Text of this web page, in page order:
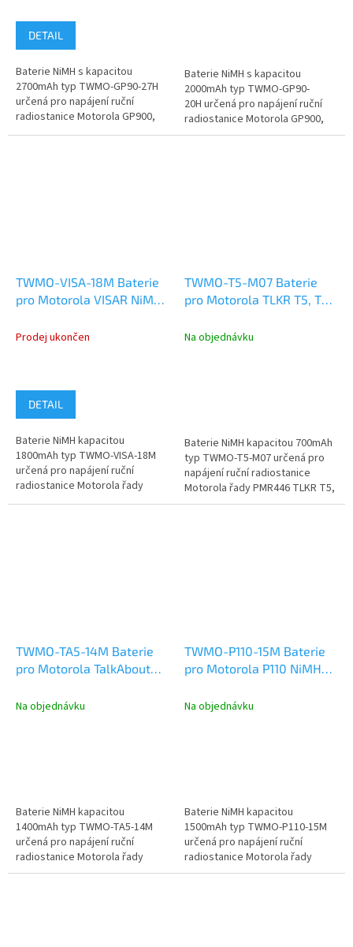
DETAIL
Baterie NiMH s kapacitou
2700mAh typ TWMO-GP90-27H
určená pro napájení ruční
radiostanice Motorola GP900,
MTX838, MTS2000 a další.
Baterie NiMH s kapacitou
2000mAh typ TWMO-GP90-
20H určená pro napájení ruční
radiostanice Motorola GP900,
MTX838, MTS2000 a další.
TWMO-VISA-18M Baterie
pro Motorola VISAR NiMH
Prodej ukončen
DETAIL
Baterie NiMH kapacitou
1800mAh typ TWMO-VISA-18M
určená pro napájení ruční
radiostanice Motorola řady
Visar.
TWMO-T5-M07 Baterie
pro Motorola TLKR T5, T7,
700mAh
Na objednávku
Baterie NiMH kapacitou 700mAh
typ TWMO-T5-M07 určená pro
napájení ruční radiostanice
Motorola řady PMR446 TLKR T5,
T7, T8, XTR446, T60 a aT80.
TWMO-TA5-14M Baterie
pro Motorola TalkAbout
1400mAh
Na objednávku
Baterie NiMH kapacitou
1400mAh typ TWMO-TA5-14M
určená pro napájení ruční
radiostanice Motorola řady
PMR446 TalkAbout T6222 a
TWMO-P110-15M Baterie
pro Motorola P110 NiMH
Na objednávku
Baterie NiMH kapacitou
1500mAh typ TWMO-P110-15M
určená pro napájení ruční
radiostanice Motorola řady
P110.